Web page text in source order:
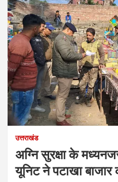
उत्तराखंड
अग्नि सुरक्षा के
यूनिट ने पटाखा बाजार